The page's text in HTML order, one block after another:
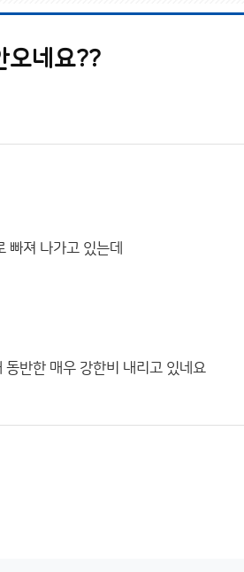
오네요??
빠져 나가고 있는데
반한 매우 강한비 내리고 있네요